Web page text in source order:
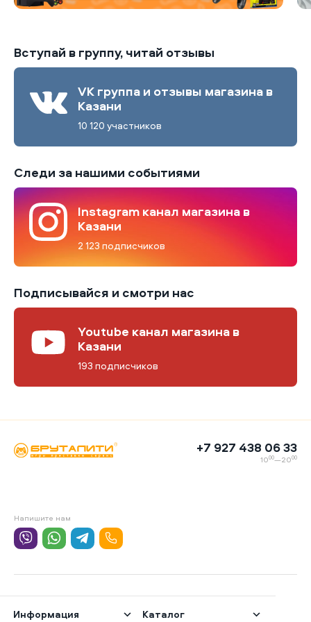
Вступай в группу, читай отзывы
VK группа и отзывы магазина в
Казани
10 120 участников
Следи за нашими событиями
Instagram канал магазина в
Казани
2 123 подписчиков
Подписывайся и смотри нас
Youtube канал магазина в
Казани
193 подписчиков
Информация Каталог
+7 927 438 06 33
1000—2000
Напишите нам